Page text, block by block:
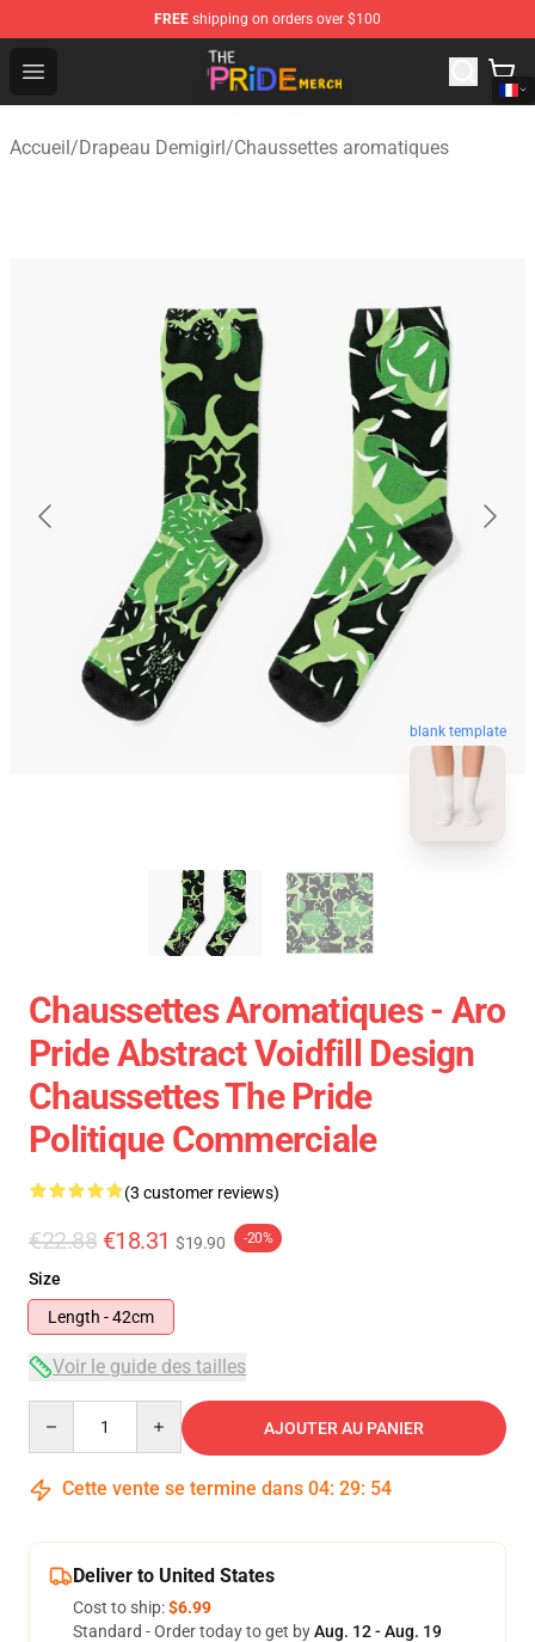
FREE shipping on orders over $100
Open menu
The Pride Shop - Official The Pride Merchandise Store
Accueil/Drapeau Demigirl/Chaussettes aromatiques
blank template
Chaussettes Aromatiques - Aro
Pride Abstract Voidfill Design
Chaussettes The Pride
Politique Commerciale
(3 customer reviews)
€22.88 €18.31 $19.90 -20%
Size
Length - 42cm
Voir le guide des tailles
AJOUTER AU PANIER
Cette vente se termine dans 04: 29: 54
Deliver to United States
Cost to ship:$6.99
Standard - Order today to get byAug. 12 - Aug. 19